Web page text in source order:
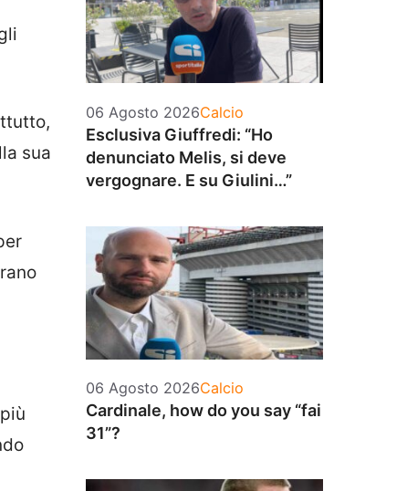
sua
06 Agosto 2026Categorie
Calcio
Esclusiva Giuffredi: “Ho
denunciato Melis, si deve
vergognare. E su Giulini…”
06 Agosto 2026Categorie
Calcio
Cardinale, how do you say “fai
31”?